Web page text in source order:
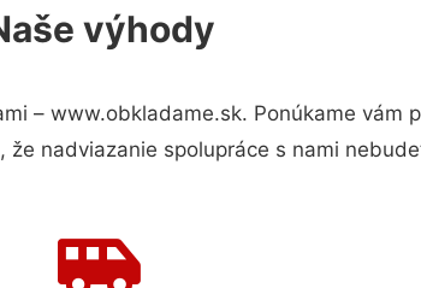
výhody
– www.obkladame.sk. Ponúkame vám
že nadviazanie spolupráce s nami